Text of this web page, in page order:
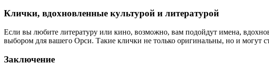
Клички, вдохновленные культурой и литературой
Если вы любите литературу или кино, возможно, вам подойдут имена,
выбором для вашего Орси. Такие клички не только оригинальны, но и могут
Заключение